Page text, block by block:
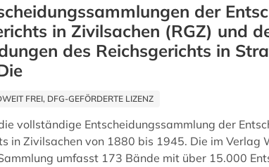
der
in Zivilsachen (RGZ) und
des Reichsgerichts in
FREI, DFG-GEFÖRDERTE LIZENZ
vollständige Entscheidungssammlung der
in Zivilsachen von 1880 bis 1945. Die im Verlag
umfasst 173 Bände mit über 15.000